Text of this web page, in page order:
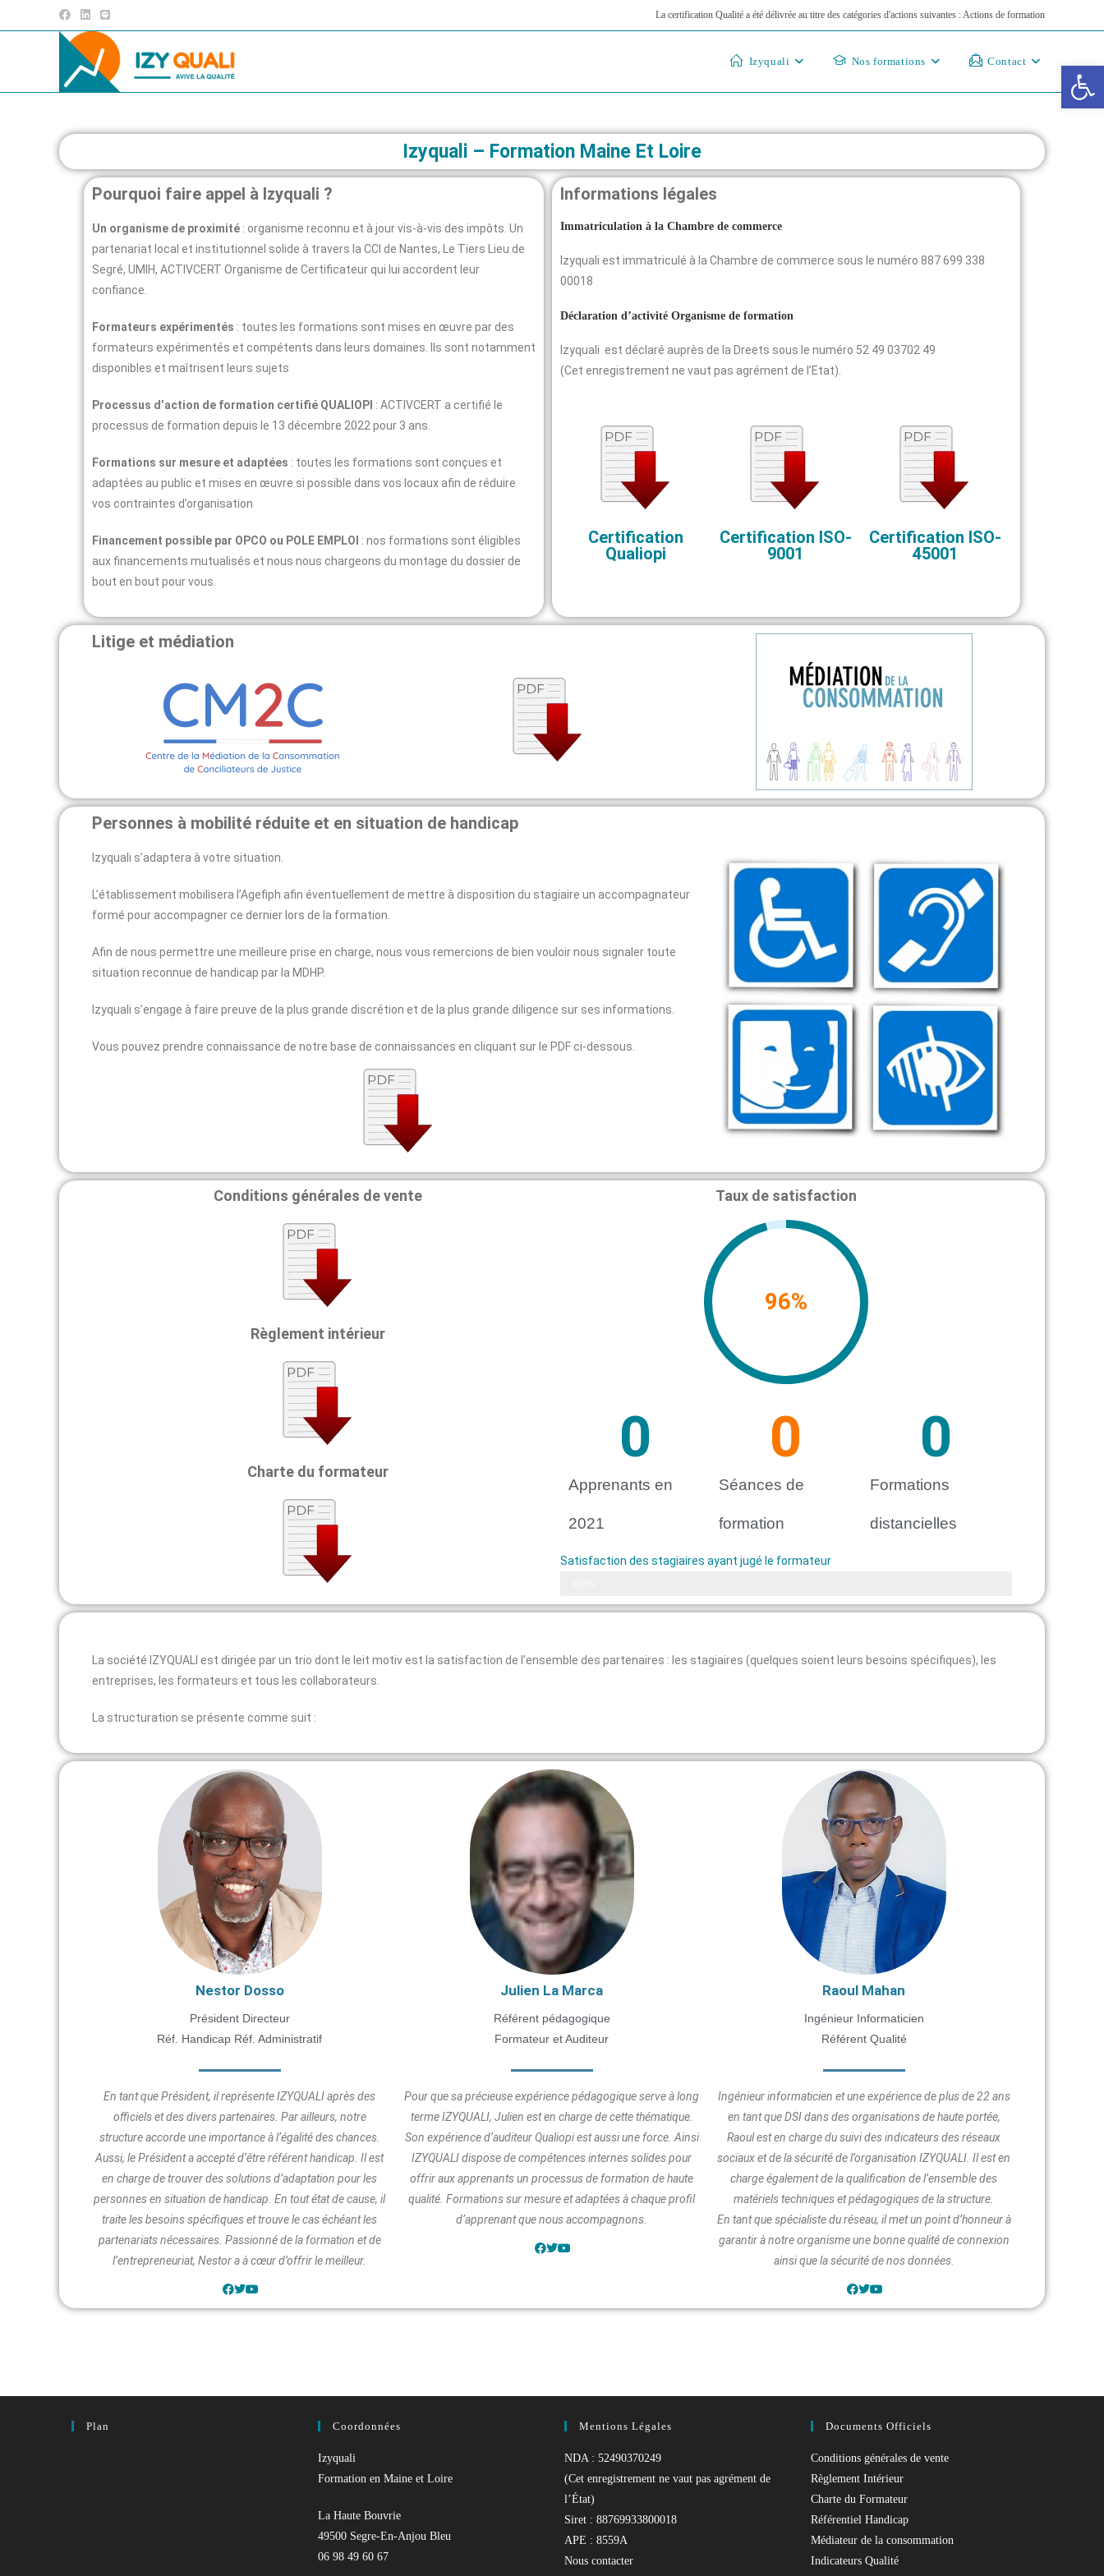
La certification Qualité a été délivrée au titre des catégories d'actions suivantes : Actions de formation
Izyquali Nos formations Contact
Izyquali – Formation Maine Et Loire
Pourquoi faire appel à Izyquali ?
Un organisme de proximité : organisme reconnu et à jour vis-à-vis des impôts. Un
partenariat local et institutionnel solide à travers la CCI de Nantes, Le Tiers Lieu de
Segré, UMIH, ACTIVCERT Organisme de Certificateur qui lui accordent leur
confiance.
Formateurs expérimentés : toutes les formations sont mises en œuvre par des
formateurs expérimentés et compétents dans leurs domaines. Ils sont notamment
disponibles et maîtrisent leurs sujets
Processus d’action de formation certifié QUALIOPI : ACTIVCERT a certifié le
processus de formation depuis le 13 décembre 2022 pour 3 ans.
Formations sur mesure et adaptées : toutes les formations sont conçues et
adaptées au public et mises en œuvre si possible dans vos locaux afin de réduire
vos contraintes d’organisation
Financement possible par OPCO ou POLE EMPLOI : nos formations sont éligibles
aux financements mutualisés et nous nous chargeons du montage du dossier de
bout en bout pour vous.
Informations légales
Immatriculation à la Chambre de commerce
Izyquali est immatriculé à la Chambre de commerce sous le numéro 887 699 338
00018
Déclaration d’activité Organisme de formation
Izyquali est déclaré auprès de la Dreets sous le numéro 52 49 03702 49
(Cet enregistrement ne vaut pas agrément de l’Etat).
Certification
Qualiopi
Certification ISO-
9001
Certification ISO-
45001
Litige et médiation
Personnes à mobilité réduite et en situation de handicap
Izyquali s’adaptera à votre situation.
L’établissement mobilisera l’Agefiph afin éventuellement de mettre à disposition du stagiaire un accompagnateur
formé pour accompagner ce dernier lors de la formation.
Afin de nous permettre une meilleure prise en charge, nous vous remercions de bien vouloir nous signaler toute
situation reconnue de handicap par la MDHP.
Izyquali s’engage à faire preuve de la plus grande discrétion et de la plus grande diligence sur ses informations.
Vous pouvez prendre connaissance de notre base de connaissances en cliquant sur le PDF ci-dessous.
Conditions générales de vente
Règlement intérieur
Charte du formateur
Taux de satisfaction
96%
Apprenants en
2021
0
Séances de
formation
0
Formations
distancielles
0
Satisfaction des stagiaires ayant jugé le formateur
La société IZYQUALI est dirigée par un trio dont le leit motiv est la satisfaction de l’ensemble des partenaires : les stagiaires (quelques soient leurs besoins spécifiques), les
entreprises, les formateurs et tous les collaborateurs.
La structuration se présente comme suit :
Nestor Dosso
Président Directeur
Réf. Handicap Réf. Administratif
En tant que Président, il représente IZYQUALI après des
officiels et des divers partenaires. Par ailleurs, notre
structure accorde une importance à l’égalité des chances.
Aussi, le Président a accepté d’être référent handicap. Il est
en charge de trouver des solutions d’adaptation pour les
personnes en situation de handicap. En tout état de cause, il
traite les besoins spécifiques et trouve le cas échéant les
partenariats nécessaires. Passionné de la formation et de
l’entrepreneuriat, Nestor a à cœur d’offrir le meilleur.
Julien La Marca
Référent pédagogique
Formateur et Auditeur
Pour que sa précieuse expérience pédagogique serve à long
terme IZYQUALI, Julien est en charge de cette thématique.
Son expérience d’auditeur Qualiopi est aussi une force. Ainsi
IZYQUALI dispose de compétences internes solides pour
offrir aux apprenants un processus de formation de haute
qualité. Formations sur mesure et adaptées à chaque profil
d’apprenant que nous accompagnons.
Raoul Mahan
Ingénieur Informaticien
Référent Qualité
Ingénieur informaticien et une expérience de plus de 22 ans
en tant que DSI dans des organisations de haute portée,
Raoul est en charge du suivi des indicateurs des réseaux
sociaux et de la sécurité de l’organisation IZYQUALI. Il est en
charge également de la qualification de l’ensemble des
matériels techniques et pédagogiques de la structure.
En tant que spécialiste du réseau, il met un point d’honneur à
garantir à notre organisme une bonne qualité de connexion
ainsi que la sécurité de nos données.
Plan Coordonnées
Izyquali
Formation en Maine et Loire
La Haute Bouvrie
49500 Segre-En-Anjou Bleu
06 98 49 60 67
Mentions Légales
NDA : 52490370249
(Cet enregistrement ne vaut pas agrément de
l’État)
Siret : 88769933800018
APE : 8559A
Nous contacter
Documents Officiels
Conditions générales de vente
Règlement Intérieur
Charte du Formateur
Référentiel Handicap
Médiateur de la consommation
Indicateurs Qualité